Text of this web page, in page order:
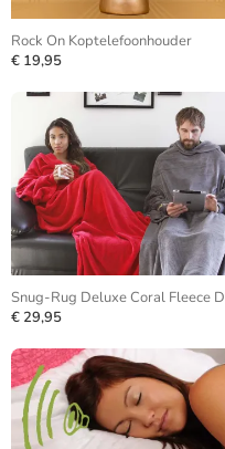
Rock On Koptelefoonhouder
€ 19,95
€ 29,95